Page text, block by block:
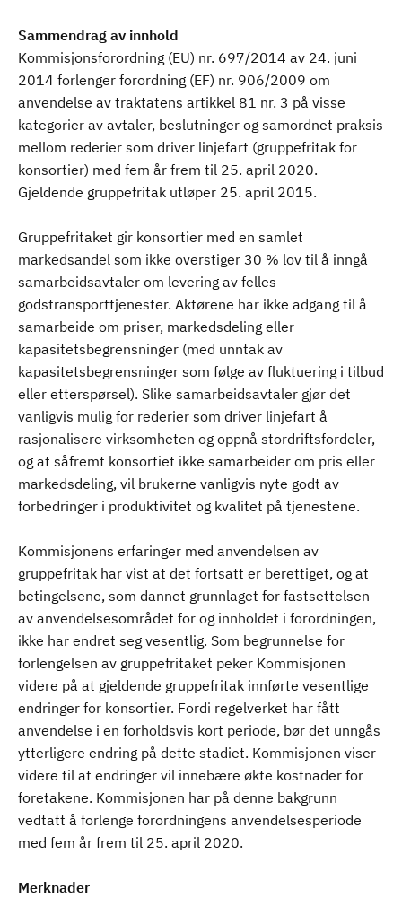
Sammendrag av innhold
Kommisjonsforordning (EU) nr. 697/2014 av 24. juni
2014 forlenger forordning (EF) nr. 906/2009 om
anvendelse av traktatens artikkel 81 nr. 3 på visse
kategorier av avtaler, beslutninger og samordnet praksis
mellom rederier som driver linjefart (gruppefritak for
konsortier) med fem år frem til 25. april 2020.
Gjeldende gruppefritak utløper 25. april 2015.
Gruppefritaket gir konsortier med en samlet
markedsandel som ikke overstiger 30 % lov til å inngå
samarbeidsavtaler om levering av felles
godstransporttjenester. Aktørene har ikke adgang til å
samarbeide om priser, markedsdeling eller
kapasitetsbegrensninger (med unntak av
kapasitetsbegrensninger som følge av fluktuering i tilbud
eller etterspørsel). Slike samarbeidsavtaler gjør det
vanligvis mulig for rederier som driver linjefart å
rasjonalisere virksomheten og oppnå stordriftsfordeler,
og at såfremt konsortiet ikke samarbeider om pris eller
markedsdeling, vil brukerne vanligvis nyte godt av
forbedringer i produktivitet og kvalitet på tjenestene.
Kommisjonens erfaringer med anvendelsen av
gruppefritak har vist at det fortsatt er berettiget, og at
betingelsene, som dannet grunnlaget for fastsettelsen
av anvendelsesområdet for og innholdet i forordningen,
ikke har endret seg vesentlig. Som begrunnelse for
forlengelsen av gruppefritaket peker Kommisjonen
videre på at gjeldende gruppefritak innførte vesentlige
endringer for konsortier. Fordi regelverket har fått
anvendelse i en forholdsvis kort periode, bør det unngås
ytterligere endring på dette stadiet. Kommisjonen viser
videre til at endringer vil innebære økte kostnader for
foretakene. Kommisjonen har på denne bakgrunn
vedtatt å forlenge forordningens anvendelsesperiode
med fem år frem til 25. april 2020.
Merknader